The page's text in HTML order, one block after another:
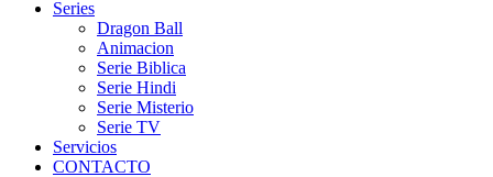
Series
Dragon Ball
Animacion
Serie Biblica
Serie Hindi
Serie Misterio
Serie TV
Servicios
CONTACTO